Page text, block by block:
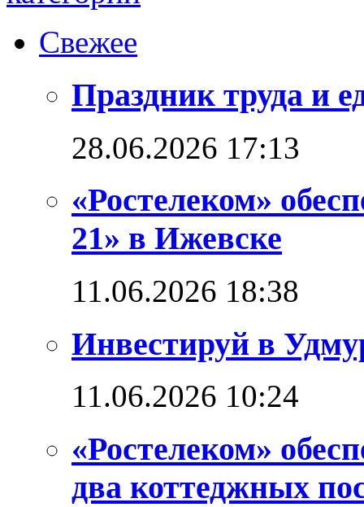
Свежее
Праздник труда и
28.06.2026 17:13
«Ростелеком»
21» в Ижевске
11.06.2026 18:38
Инвестируй в
11.06.2026 10:24
«Ростелеком»
два коттеджных